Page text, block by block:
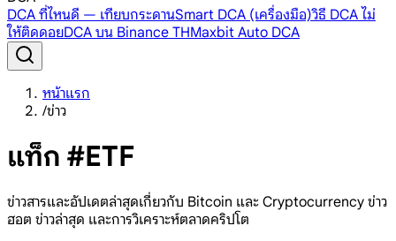
DCA ที่ไหนดี — เทียบกระดานSmart DCA (เครื่องมือ)วิธี DCA ไม่
ให้ติดดอยDCA บน Binance THMaxbit Auto DCA
หน้าแรก
/ข่าว
แท็ก #ETF
ข่าวสารและอัปเดตล่าสุดเกี่ยวกับ Bitcoin และ Cryptocurrency ข่าว
ฮอต ข่าวล่าสุด และการวิเคราะห์ตลาดคริปโต